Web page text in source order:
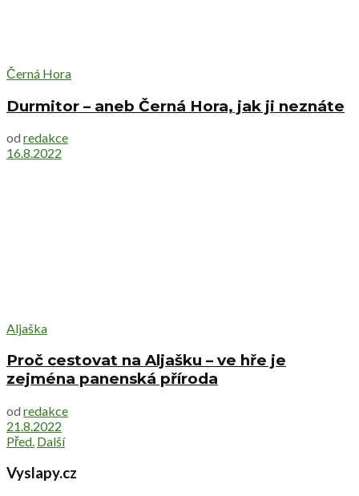
Černá Hora
Durmitor – aneb Černá Hora, jak ji neznáte
od redakce
16.8.2022
Aljaška
Proč cestovat na Aljašku – ve hře je
zejména panenská příroda
od redakce
21.8.2022
Před. Další
Vyslapy.cz